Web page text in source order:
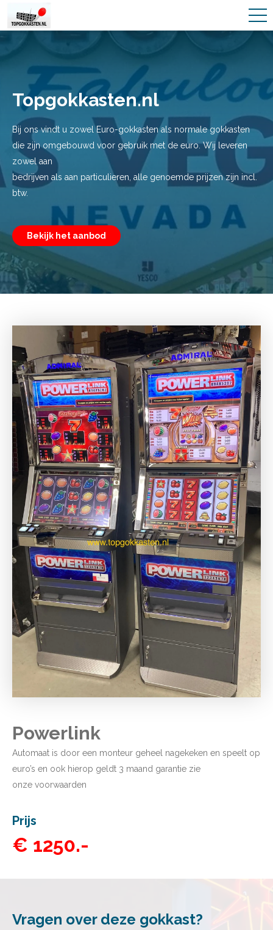
Topgokkasten.nl
Bij ons vindt u zowel Euro-gokkasten als normale gokkasten
die zijn omgebouwd voor gebruik met de euro. Wij leveren
zowel aan
bedrijven als aan particulieren, alle genoemde prijzen zijn incl.
btw.
Bekijk het aanbod
Powerlink
Automaat is door een monteur geheel nagekeken en speelt op
euro’s en ook hierop geldt 3 maand garantie zie
onze voorwaarden
Prijs
€ 1250.-
Vragen over deze gokkast?